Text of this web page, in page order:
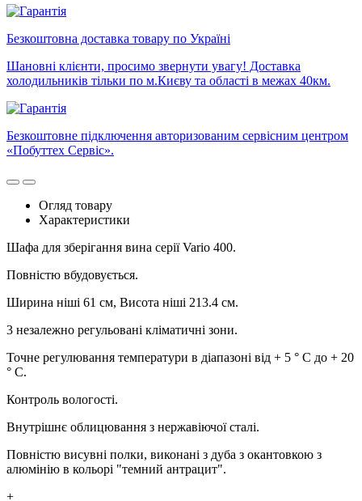
Безкоштовна доставка товару по Україні
Шановні клієнти, просимо звернути увагу! Доставка
холодильників тільки по м.Києву та області в межах 40км.
Безкоштовне підключення авторизованим сервісним центром
«Побуттех Сервіс».
Огляд товару
Характеристики
Шафа для зберігання вина серії Vario 400.
Повністю вбудовується.
Ширина ніші 61 см, Висота ніші 213.4 см.
3 незалежно регульовані кліматичні зони.
Точне регулювання температури в діапазоні від + 5 ° C до + 20
° C.
Контроль вологості.
Внутрішнє облицювання з нержавіючої сталі.
Повністю висувні полки, виконані з дуба з окантовкою з
алюмінію в кольорі "темний антрацит".
+